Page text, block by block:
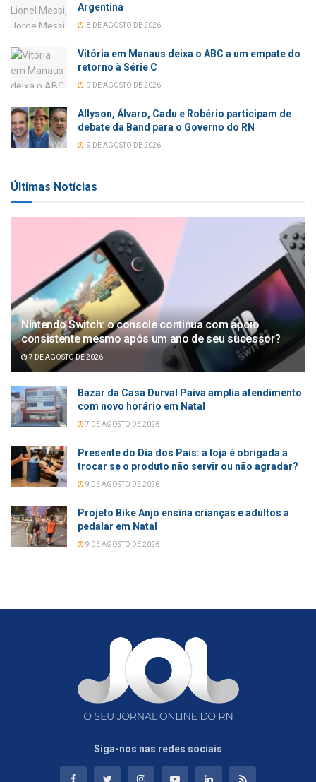
Argentina
8 DE AGOSTO DE 2026
Vitória em Manaus deixa o ABC a um empate do
retorno à Série C
9 DE AGOSTO DE 2026
Allyson, Álvaro, Cadu e Robério participam de
debate da Band para o Governo do RN
9 DE AGOSTO DE 2026
Últimas Notícias
Nintendo Switch: o console continua com apoio
consistente mesmo após um ano de seu sucessor?
7 DE AGOSTO DE 2026
Bazar da Casa Durval Paiva amplia atendimento
com novo horário em Natal
7 DE AGOSTO DE 2026
Presente do Dia dos Pais: a loja é obrigada a
trocar se o produto não servir ou não agradar?
9 DE AGOSTO DE 2026
Projeto Bike Anjo ensina crianças e adultos a
pedalar em Natal
9 DE AGOSTO DE 2026
Siga-nos nas redes sociais